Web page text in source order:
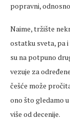
popravni,
Naime, tržište
ostatku sveta, pa i
su na potpuno
vezuje za
češće može
ono što gledamo
više od decenije.